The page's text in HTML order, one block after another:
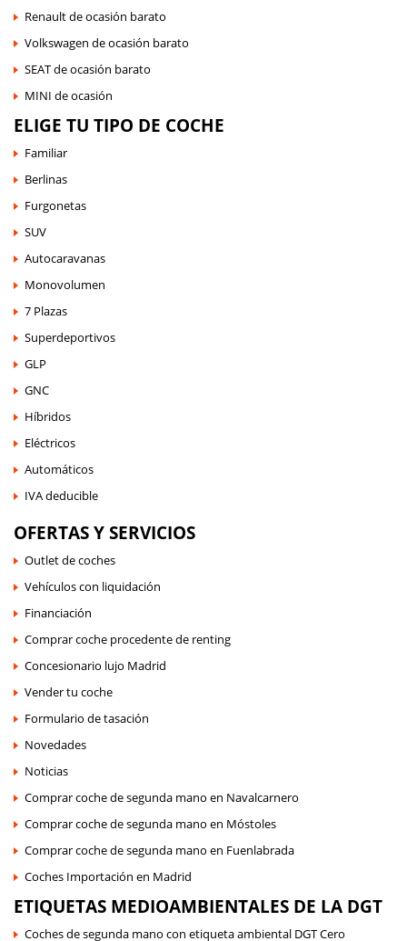
Renault de ocasión barato
Volkswagen de ocasión barato
SEAT de ocasión barato
MINI de ocasión
ELIGE TU TIPO DE COCHE
Familiar
Berlinas
Furgonetas
SUV
Autocaravanas
Monovolumen
7 Plazas
Superdeportivos
GLP
GNC
Híbridos
Eléctricos
Automáticos
IVA deducible
OFERTAS Y SERVICIOS
Outlet de coches
Vehículos con liquidación
Financiación
Comprar coche procedente de renting
Concesionario lujo Madrid
Vender tu coche
Formulario de tasación
Novedades
Noticias
Comprar coche de segunda mano en Navalcarnero
Comprar coche de segunda mano en Móstoles
Comprar coche de segunda mano en Fuenlabrada
Coches Importación en Madrid
ETIQUETAS MEDIOAMBIENTALES DE LA DGT
Coches de segunda mano con etiqueta ambiental DGT Cero